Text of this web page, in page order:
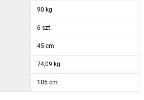
90 kg
6 szt.
45 cm
74,09 kg
105 cm